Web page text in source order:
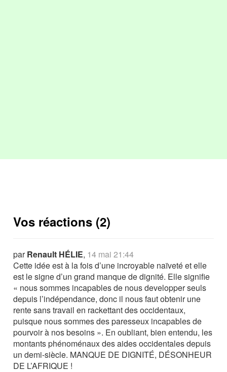
Vos réactions (2)
parRenault HÉLIE, 14 mai 21:44
Cette idée est à la fois d’une incroyable naïveté et elle
est le signe d’un grand manque de dignité. Elle signifie
« nous sommes incapables de nous developper seuls
depuis l’indépendance, donc il nous faut obtenir une
rente sans travail en rackettant des occidentaux,
puisque nous sommes des paresseux incapables de
pourvoir à nos besoins ». En oubliant, bien entendu, les
montants phénoménaux des aides occidentales depuis
un demi-siècle. MANQUE DE DIGNITÉ, DÉSONHEUR
DE L’AFRIQUE !